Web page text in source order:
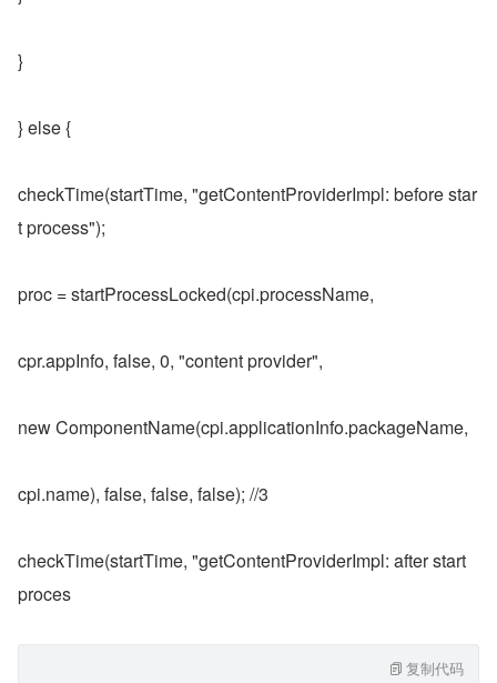
}
} else {
checkTime(startTime, "getContentProviderImpl: before star
t process");
proc = startProcessLocked(cpi.processName,
cpr.appInfo, false, 0, "content provider",
new ComponentName(cpi.applicationInfo.packageName,
cpi.name), false, false, false); //3
checkTime(startTime, "getContentProviderImpl: after start
proces
复制代码